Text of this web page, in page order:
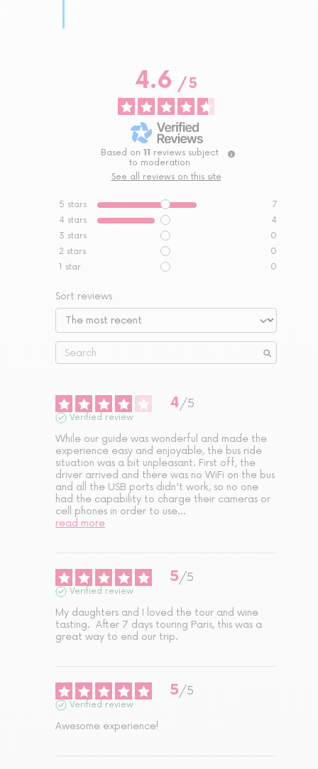
4.6/ 5
Based on 11 reviews subject
to moderation
See all reviews on this site
5 stars
7
4 stars
4
3 stars
0
2 stars
0
1 star 0
Sort reviews
4/5
Verified review
While our guide was wonderful and made the
experience easy and enjoyable, the bus ride
situation was a bit unpleasant. First off, the
driver arrived and there was no WiFi on the bus
and all the USB ports didn't work, so no one
had the capability to charge their cameras or
cell phones in order to use...
read more
5/5
Verified review
My daughters and I loved the tour and wine
tasting.  After 7 days touring Paris, this was a
great way to end our trip.
5/5
Verified review
Awesome experience!